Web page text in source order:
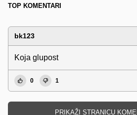
TOP KOMENTARI
bk123
Koja glupost
0 1
PRIKAŽI STRANICU